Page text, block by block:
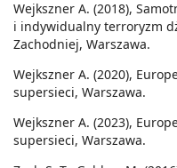
Wejkszner A. (2018),
i indywidualny terroryzm
Zachodniej, Warszawa.
Wejkszner A. (2020),
supersieci, Warszawa.
Wejkszner A. (2023),
supersieci, Warszawa.